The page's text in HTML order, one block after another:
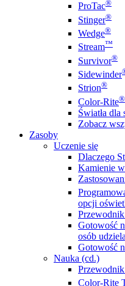
ProTac®
Stinger®
Wedge®
Stream™
Survivor®
Sidewinder
Strion®
Color-Rite®
Światła dla
Zobacz
Zasoby
Uczenie się
Dlaczego
Kamienie
opcji
Gotowość
osób
Gotowość
Nauka (cd.)
Color-Rite